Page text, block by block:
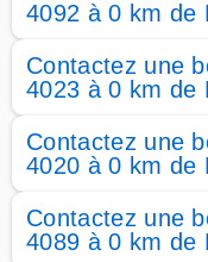
4092 à 0 km de
Contactez une
4023 à 0 km de
Contactez une
4020 à 0 km de
Contactez une
4089 à 0 km de